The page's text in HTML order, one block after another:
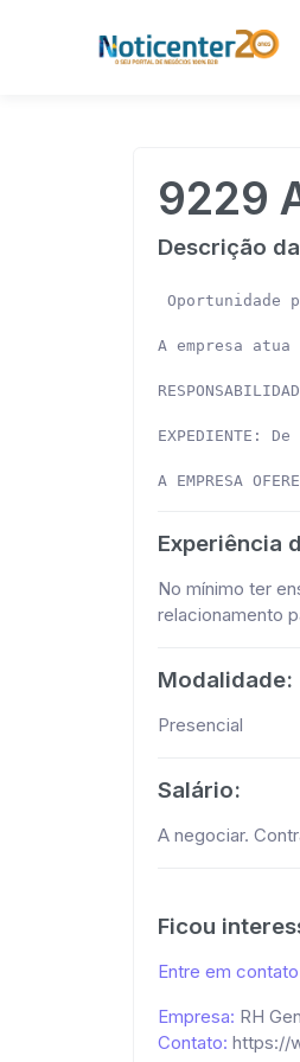
9229
Descrição
Oportunidade
A empresa
EXPEDIENTE:
A EMPRESA
Experiência
No mínimo ter
relacionamento
Modalidade:
Presencial
Salário:
A negociar.
Ficou
Entre em
Empresa: RH
Contato: https://